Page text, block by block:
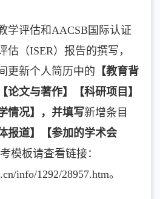
学评估和AACSB国际认证
估（ISER）报告的撰写，
更新个人简历中的 【教育背
论文与著作】【科研项目】
情况】
，并填写新增条目
报道】【参加的学术会
模板请查看链接：
info/1292/28957.htm。